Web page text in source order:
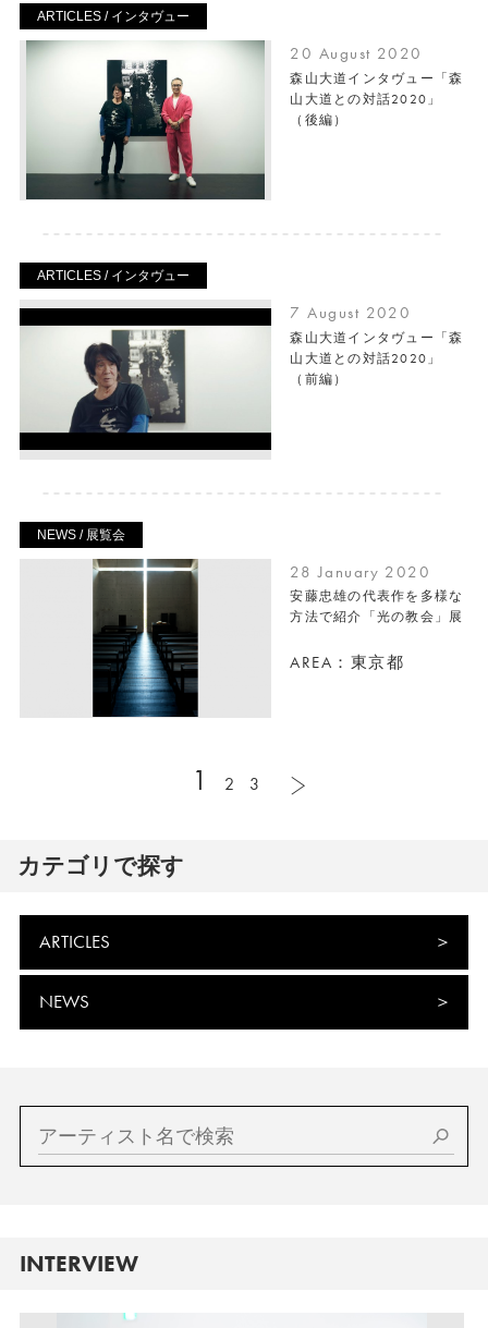
ARTICLES / インタヴュー
20 August 2020
森山大道インタヴュー「森
山大道との対話2020」
（後編）
ARTICLES / インタヴュー
7 August 2020
森山大道インタヴュー「森
山大道との対話2020」
（前編）
NEWS / 展覧会
28 January 2020
安藤忠雄の代表作を多様な
方法で紹介「光の教会」展
AREA：東京都
1 2 3
カテゴリで探す
ARTICLES
NEWS
INTERVIEW